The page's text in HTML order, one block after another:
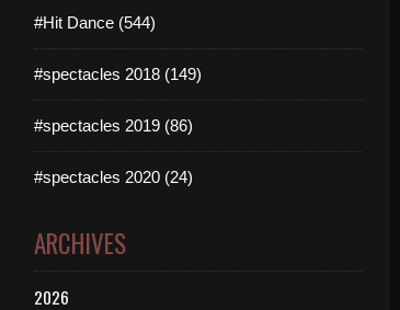
#Hit Dance (544)
#spectacles 2018 (149)
#spectacles 2019 (86)
#spectacles 2020 (24)
ARCHIVES
2026